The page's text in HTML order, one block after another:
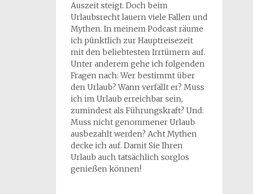
Auszeit steigt. Doch beim
Urlaubsrecht lauern viele Fallen und
Mythen. In meinem Podcast räume
ich pünktlich zur Hauptreisezeit
mit den beliebtesten Irrtümern auf.
Unter anderem gehe ich folgenden
Fragen nach: Wer bestimmt über
den Urlaub? Wann verfällt er? Muss
ich im Urlaub erreichbar sein,
zumindest als Führungskraft? Und:
Muss nicht genommener Urlaub
ausbezahlt werden? Acht Mythen
decke ich auf. Damit Sie Ihren
Urlaub auch tatsächlich sorglos
genießen können!